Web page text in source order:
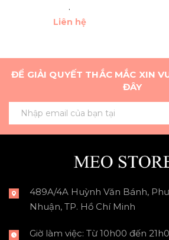
.
Liên hệ
ĐỂ GIẢI QUYẾT THẮC MẮC XIN
ĐÂY
489A/4A Huỳnh Văn Bánh,
Nhuận, TP. Hồ Chí Minh
Giờ làm việc: Từ 10h00 đến